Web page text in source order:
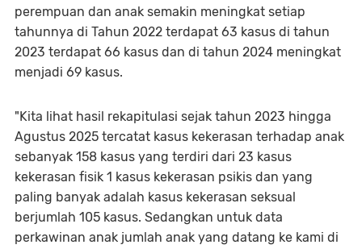
perempuan dan anak semakin meningkat setiap
tahunnya di Tahun 2022 terdapat 63 kasus di tahun
2023 terdapat 66 kasus dan di tahun 2024 meningkat
menjadi 69 kasus.
"Kita lihat hasil rekapitulasi sejak tahun 2023 hingga
Agustus 2025 tercatat kasus kekerasan terhadap anak
sebanyak 158 kasus yang terdiri dari 23 kasus
kekerasan fisik 1 kasus kekerasan psikis dan yang
paling banyak adalah kasus kekerasan seksual
berjumlah 105 kasus. Sedangkan untuk data
perkawinan anak jumlah anak yang datang ke kami di